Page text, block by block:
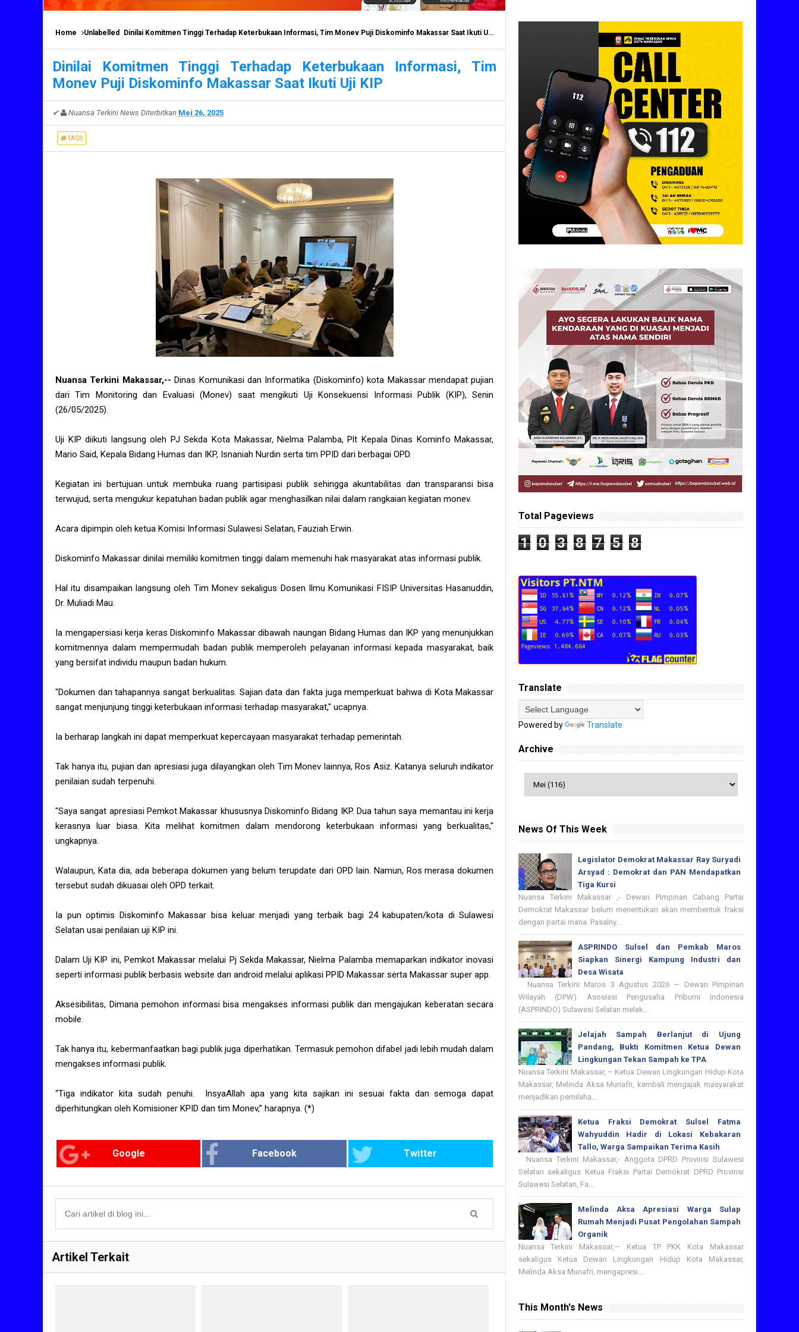
Home Unlabelled Dinilai Komitmen Tinggi Terhadap Keterbukaan Informasi, Tim Monev Puji Diskominfo Makassar Saat Ikuti Uji KIP
Dinilai Komitmen Tinggi Terhadap Keterbukaan Informasi, Tim
Monev Puji Diskominfo Makassar Saat Ikuti Uji KIP
✔ Nuansa Terkini News Diterbitkan Mei 26, 2025
TAGS
Nuansa Terkini Makassar,-- Dinas Komunikasi dan Informatika (Diskominfo) kota Makassar mendapat pujian
dari Tim Monitoring dan Evaluasi (Monev) saat mengikuti Uji Konsekuensi Informasi Publik (KIP), Senin
(26/05/2025).
Uji KIP diikuti langsung oleh PJ Sekda Kota Makassar, Nielma Palamba, Plt Kepala Dinas Kominfo Makassar,
Mario Said, Kepala Bidang Humas dan IKP, Isnaniah Nurdin serta tim PPID dari berbagai OPD.
Kegiatan ini bertujuan untuk membuka ruang partisipasi publik sehingga akuntabilitas dan transparansi bisa
terwujud, serta mengukur kepatuhan badan publik agar menghasilkan nilai dalam rangkaian kegiatan monev.
Acara dipimpin oleh ketua Komisi Informasi Sulawesi Selatan, Fauziah Erwin.
Diskominfo Makassar dinilai memiliki komitmen tinggi dalam memenuhi hak masyarakat atas informasi publik.
Hal itu disampaikan langsung oleh Tim Monev sekaligus Dosen Ilmu Komunikasi FISIP Universitas Hasanuddin,
Dr. Muliadi Mau.
Ia mengapersiasi kerja keras Diskominfo Makassar dibawah naungan Bidang Humas dan IKP yang menunjukkan
komitmennya dalam mempermudah badan publik memperoleh pelayanan informasi kepada masyarakat, baik
yang bersifat individu maupun badan hukum.
"Dokumen dan tahapannya sangat berkualitas. Sajian data dan fakta juga memperkuat bahwa di Kota Makassar
sangat menjunjung tinggi keterbukaan informasi terhadap masyarakat," ucapnya.
Ia berharap langkah ini dapat memperkuat kepercayaan masyarakat terhadap pemerintah.
Tak hanya itu, pujian dan apresiasi juga dilayangkan oleh Tim Monev lainnya, Ros Asiz. Katanya seluruh indikator
penilaian sudah terpenuhi.
"Saya sangat apresiasi Pemkot Makassar khususnya Diskominfo Bidang IKP. Dua tahun saya memantau ini kerja
kerasnya luar biasa. Kita melihat komitmen dalam mendorong keterbukaan informasi yang berkualitas,"
ungkapnya.
Walaupun, Kata dia, ada beberapa dokumen yang belum terupdate dari OPD lain. Namun, Ros merasa dokumen
tersebut sudah dikuasai oleh OPD terkait.
Ia pun optimis Diskominfo Makassar bisa keluar menjadi yang terbaik bagi 24 kabupaten/kota di Sulawesi
Selatan usai penilaian uji KIP ini.
Dalam Uji KIP ini, Pemkot Makassar melalui Pj Sekda Makassar, Nielma Palamba memaparkan indikator inovasi
seperti informasi publik berbasis website dan android melalui aplikasi PPID Makassar serta Makassar super app.
Aksesibilitas, Dimana pemohon informasi bisa mengakses informasi publik dan mengajukan keberatan secara
mobile.
Tak hanya itu, kebermanfaatkan bagi publik juga diperhatikan. Termasuk pemohon difabel jadi lebih mudah dalam
mengakses informasi publik.
“Tiga indikator kita sudah penuhi. InsyaAllah apa yang kita sajikan ini sesuai fakta dan semoga dapat
diperhitungkan oleh Komisioner KPID dan tim Monev,” harapnya. (*)
Google Facebook Twitter
Artikel Terkait
Total Pageviews
1 0 3 8 7 5 8
Translate
Powered by Translate
Archive
News Of This Week
Legislator Demokrat Makassar Ray Suryadi
Arsyad : Demokrat dan PAN Mendapatkan
Tiga Kursi
Nuansa Terkini Makassar ,- Dewan Pimpinan Cabang Partai
Demokrat Makassar belum menentukan akan membentuk fraksi
dengan partai mana. Pasalny...
ASPRINDO Sulsel dan Pemkab Maros
Siapkan Sinergi Kampung Industri dan
Desa Wisata
Nuansa Terkini Maros 3 Agustus 2026 — Dewan Pimpinan
Wilayah (DPW) Asosiasi Pengusaha Pribumi Indonesia
(ASPRINDO) Sulawesi Selatan melak...
Jelajah Sampah Berlanjut di Ujung
Pandang, Bukti Komitmen Ketua Dewan
Lingkungan Tekan Sampah ke TPA
Nuansa Terkini Makassar, – Ketua Dewan Lingkungan Hidup Kota
Makassar, Melinda Aksa Munafri, kembali mengajak masyarakat
menjadikan pemilaha...
Ketua Fraksi Demokrat Sulsel Fatma
Wahyuddin Hadir di Lokasi Kebakaran
Tallo, Warga Sampaikan Terima Kasih
Nuansa Terkini Makassar,- Anggota DPRD Provinsi Sulawesi
Selatan sekaligus Ketua Fraksi Partai Demokrat DPRD Provinsi
Sulawesi Selatan, Fa...
Melinda Aksa Apresiasi Warga Sulap
Rumah Menjadi Pusat Pengolahan Sampah
Organik
Nuansa Terkini Makassar,— Ketua TP PKK Kota Makassar
sekaligus Ketua Dewan Lingkungan Hidup Kota Makassar,
Melinda Aksa Munafri, mengapresi...
This Month's News